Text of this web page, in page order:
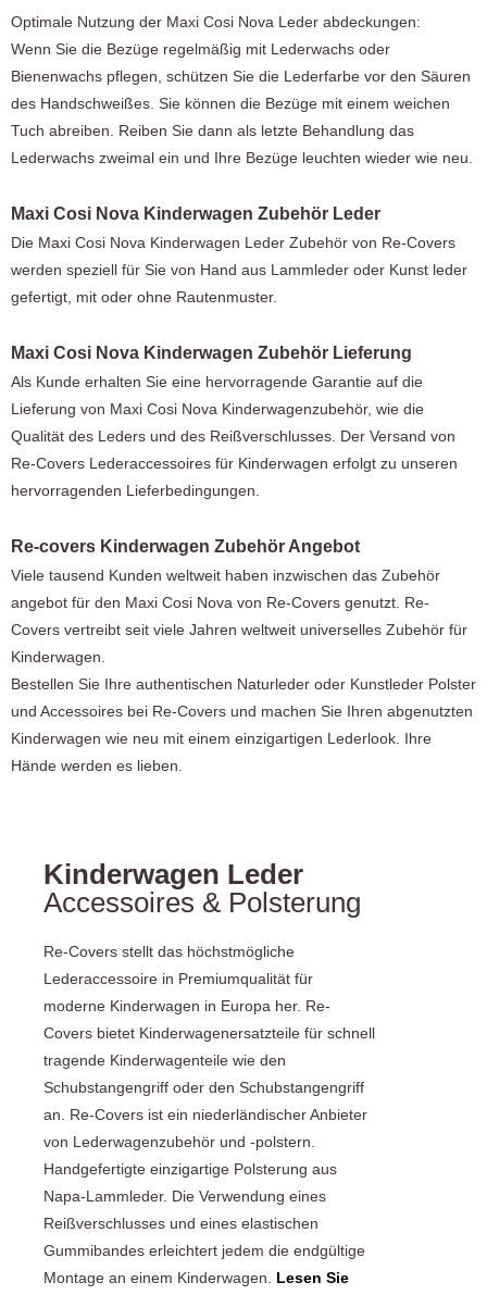
Optimale Nutzung der Maxi Cosi Nova Leder abdeckungen:
Wenn Sie die Bezüge regelmäßig mit Lederwachs oder
Bienenwachs pflegen, schützen Sie die Lederfarbe vor den Säuren
des Handschweißes. Sie können die Bezüge mit einem weichen
Tuch abreiben. Reiben Sie dann als letzte Behandlung das
Lederwachs zweimal ein und Ihre Bezüge leuchten wieder wie neu.
Maxi Cosi Nova Kinderwagen Zubehör Leder
Die Maxi Cosi Nova Kinderwagen Leder Zubehör von Re-Covers
werden speziell für Sie von Hand aus Lammleder oder Kunst leder
gefertigt, mit oder ohne Rautenmuster.
Maxi Cosi Nova Kinderwagen Zubehör Lieferung
Als Kunde erhalten Sie eine hervorragende Garantie auf die
Lieferung von Maxi Cosi Nova Kinderwagenzubehör, wie die
Qualität des Leders und des Reißverschlusses. Der Versand von
Re-Covers Lederaccessoires für Kinderwagen erfolgt zu unseren
hervorragenden Lieferbedingungen.
Re-covers Kinderwagen Zubehör Angebot
Viele tausend Kunden weltweit haben inzwischen das Zubehör
angebot für den Maxi Cosi Nova von Re-Covers genutzt. Re-
Covers vertreibt seit viele Jahren weltweit universelles Zubehör für
Kinderwagen.
Bestellen Sie Ihre authentischen Naturleder oder Kunstleder Polster
und Accessoires bei Re-Covers und machen Sie Ihren abgenutzten
Kinderwagen wie neu mit einem einzigartigen Lederlook. Ihre
Hände werden es lieben.
Kinderwagen Leder
Accessoires & Polsterung
Re-Covers stellt das höchstmögliche
Lederaccessoire in Premiumqualität für
moderne Kinderwagen in Europa her. Re-
Covers bietet Kinderwagenersatzteile für schnell
tragende Kinderwagenteile wie den
Schubstangengriff oder den Schubstangengriff
an. Re-Covers ist ein niederländischer Anbieter
von Lederwagenzubehör und -polstern.
Handgefertigte einzigartige Polsterung aus
Napa-Lammleder. Die Verwendung eines
Reißverschlusses und eines elastischen
Gummibandes erleichtert jedem die endgültige
Montage an einem Kinderwagen.
Lesen Sie